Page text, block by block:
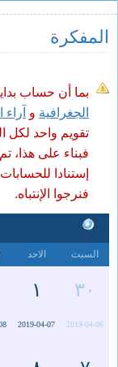
المفکرة
بما أن حساب
الجغرافية و آراء
تقويم واحد لكل
فبناء على هذا،
إستنادا
فنرجوا الإنتباه.
السبت الاحد
٣٠
2019-04-06
١
2019-04-07